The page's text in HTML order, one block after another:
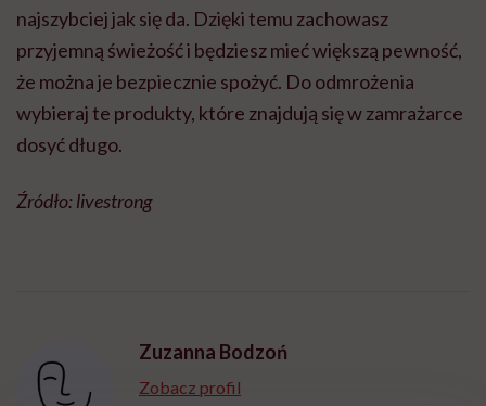
najszybciej jak się da. Dzięki temu zachowasz
przyjemną świeżość i będziesz mieć większą pewność,
że można je bezpiecznie spożyć. Do odmrożenia
wybieraj te produkty, które znajdują się w zamrażarce
dosyć długo.
Źródło: livestrong
Zuzanna Bodzoń
Zobacz profil